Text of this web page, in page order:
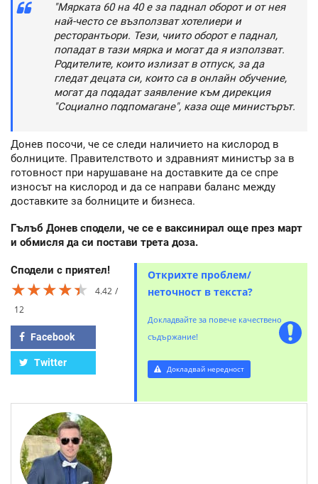
"Мярката 60 на 40 е за паднал оборот и от нея
най-често се възползват хотелиери и
ресторантьори. Тези, чиито оборот е паднал,
попадат в тази мярка и могат да я използват.
Родителите, които излизат в отпуск, за да
гледат децата си, които са в онлайн обучение,
могат да подадат заявление към дирекция
"Социално подпомагане", каза още министърът.
Донев посочи, че се следи наличието на кислород в
болниците. Правителството и здравният министър за в
готовност при нарушаване на доставките да се спре
износът на кислород и да се направи баланс между
доставките за болниците и бизнеса.
Гълъб Донев сподели, че се е ваксинирал още през март
и обмисля да си постави трета доза.
Сподели с приятел!
★★★★★
★★★★★
★★★★★
4.42
12
Facebook
Twitter
Открихте проблем/
неточност в текста?
Докладвайте за повече качествено
съдържание!
Докладвай нередност